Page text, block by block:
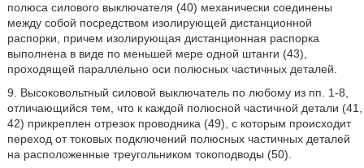
полюса силового выключателя (40) механически соединены
между собой посредством изолирующей дистанционной
распорки, причем изолирующая дистанционная распорка
выполнена в виде по меньшей мере одной штанги (43),
проходящей параллельно оси полюсных частичных деталей.
9. Высоковольтный силовой выключатель по любому из пп. 1-8,
отличающийся тем, что к каждой полюсной частичной детали (41,
42) прикреплен отрезок проводника (49), с которым происходит
переход от токовых подключений полюсных частичных деталей
на расположенные треугольником токоподводы (50).